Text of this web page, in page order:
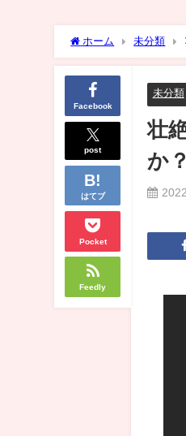
ホーム 未分類
Facebook
post
はてブ
Pocket
Feedly
未分類
壮
か？